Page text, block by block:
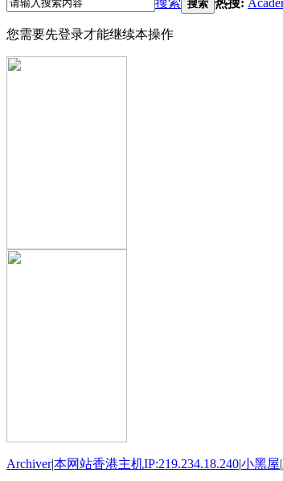
搜索
您需要先登录才能继续本操作
Archiver|本网站香港主机IP:219.234.18.240|小黑屋|